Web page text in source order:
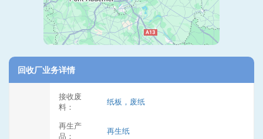
回收厂业务详情
接收废
料：
纸板，废纸
再生产
品：
再生纸